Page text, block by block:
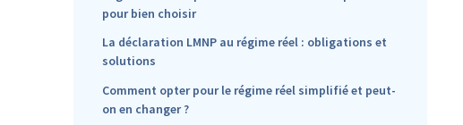
pour bien choisir
La déclaration LMNP au régime réel : obligations et
solutions
Comment opter pour le régime réel simplifié et peut-
on en changer ?